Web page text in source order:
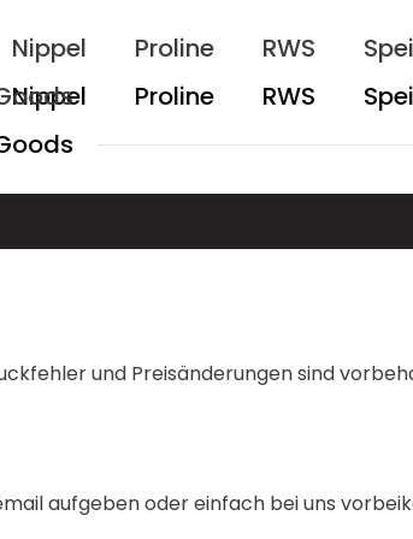
Nippel Proline RWS
und Preisänderungen sind
aufgeben oder einfach bei uns